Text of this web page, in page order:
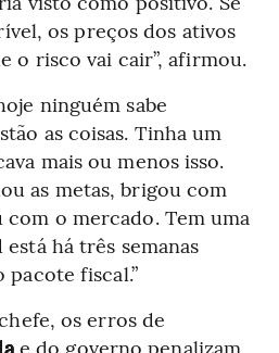
os preços dos ativos
o risco vai cair”, afirmou.
ninguém sabe
as coisas. Tinha um
mais ou menos isso.
as metas, brigou com
o mercado. Tem uma
há três semanas
fiscal.”
os erros de
e do governo penalizam